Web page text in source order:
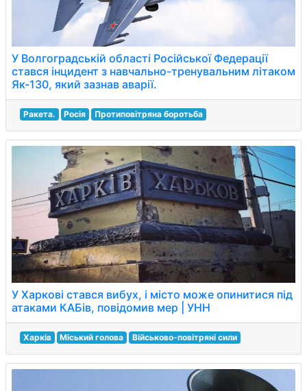
У Волгоградській області Російської Федерації
стався інцидент з навчально-тренувальним літаком
Як-130, який зазнав аварії.
Ракета. Росія Протиповітряна боротьба
У Харкові стався вибух, і місто може опинитися під
атаками КАБів, повідомив мер | УНН
Харків Міський голова Військово-повітряні сили